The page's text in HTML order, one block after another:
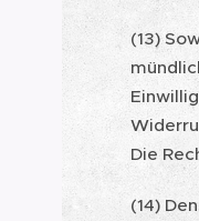
(13)
Die
(14)